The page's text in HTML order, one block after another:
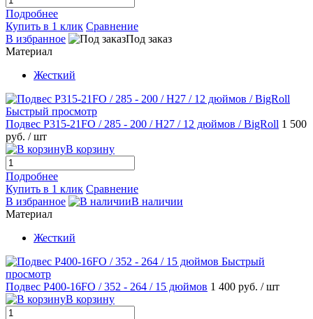
Подробнее
Купить в 1 клик Сравнение
В избранное
Под заказ
Материал
Жесткий
Быстрый просмотр
Подвес P315-21FO / 285 - 200 / H27 / 12 дюймов / BigRoll 1 500
руб. / шт
В корзину
Подробнее
Купить в 1 клик Сравнение
В избранное
В наличии
Материал
Жесткий
Быстрый
просмотр
Подвес P400-16FO / 352 - 264 / 15 дюймов 1 400 руб. / шт
В корзину